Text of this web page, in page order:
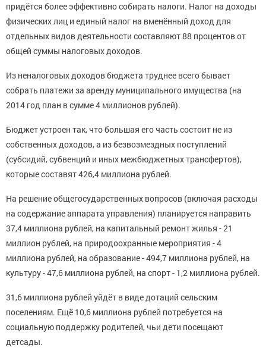
придётся более эффективно собирать налоги. Налог на доходы
физических лиц и единый налог на вменённый доход для
отдельных видов деятельности составляют 88 процентов от
общей суммы налоговых доходов.
Из неналоговых доходов бюджета труднее всего бывает
собрать платежи за аренду муниципального имущества (на
2014 год план в сумме 4 миллионов рублей).
Бюджет устроен так, что большая его часть состоит не из
собственных доходов, а из безвозмездных поступлений
(субсидий, субвенций и иных межбюджетных трансфертов),
которые составят 426,4 миллиона рублей.
На решение общегосударственных вопросов (включая расходы
на содержание аппарата управления) планируется направить
37,4 миллиона рублей, на капитальный ремонт жилья - 21
миллион рублей, на природоохранные мероприятия - 4
миллиона рублей, на образование - 494,7 миллиона рублей, на
культуру - 47,6 миллиона рублей, на спорт - 1,2 миллиона рублей.
31,6 миллиона рублей уйдёт в виде дотаций сельским
поселениям. Ещё 10,6 миллиона рублей потребуется на
социальную поддержку родителей, чьи дети посещают
детсады.